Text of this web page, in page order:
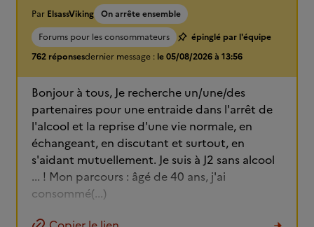
Par ElsassViking On arrête ensemble
Forums pour les consommateurs
épinglé par l'équipe
762 réponsesdernier message : le 05/08/2026 à 13:56
Bonjour à tous, Je recherche un/une/des
partenaires pour une entraide dans l'arrêt de
l'alcool et la reprise d'une vie normale, en
échangeant, en discutant et surtout, en
s'aidant mutuellement. Je suis à J2 sans alcool
... ! Mon parcours : âgé de 40 ans, j'ai
consommé(...)